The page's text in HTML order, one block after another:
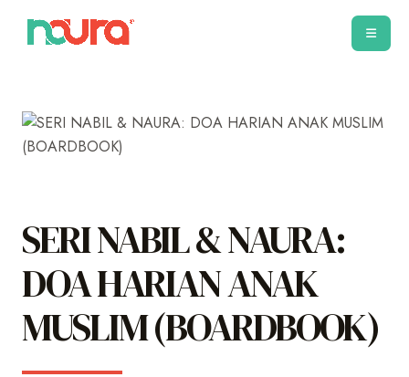
SERI NABIL & NAURA:
DOA HARIAN ANAK
MUSLIM (BOARDBOOK)